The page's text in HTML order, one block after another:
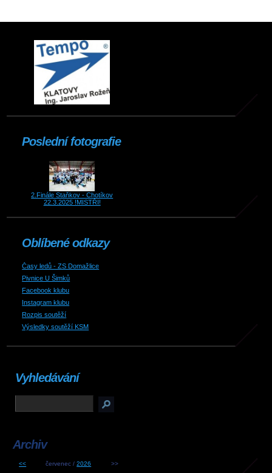
Poslední fotografie
2.Finále Staňkov - Chotíkov
22.3.2025 !MISTŘI!
Oblíbené odkazy
Časy ledů - ZS Domažlice
Pivnice U Šimků
Facebook klubu
Instagram klubu
Rozpis soutěží
Výsledky soutěží KSM
Vyhledávání
Archiv
<< červenec /2026 >>